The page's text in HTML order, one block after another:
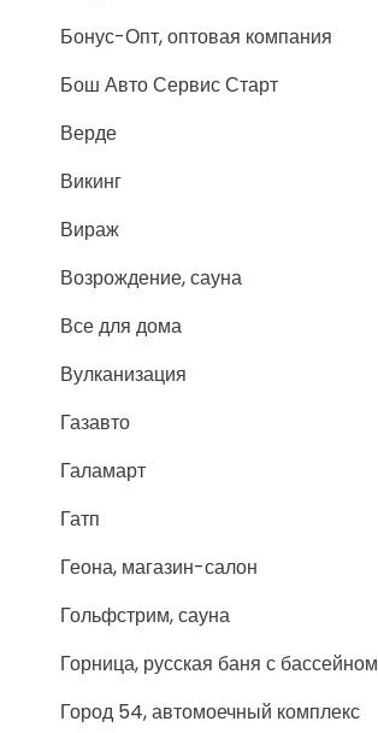
Бонус-Опт, оптовая компания
Бош Авто Сервис Старт
Верде
Викинг
Вираж
Возрождение, сауна
Все для дома
Вулканизация
Газавто
Галамарт
Гатп
Геона, магазин-салон
Гольфстрим, сауна
Горница, русская баня с бассейном
Город 54, автомоечный комплекс